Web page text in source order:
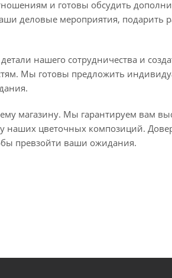
и готовы обсудить
деловые мероприятия, подарить
нашего сотрудничества и
Мы готовы предложить
магазину. Мы гарантируем вам
наших цветочных композиций.
превзойти ваши ожидания.